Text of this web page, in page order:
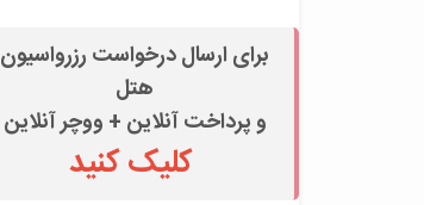
برای ارسال درخواست رزرواسیون
هتل
و پرداخت آنلاین + ووچر آنلاین